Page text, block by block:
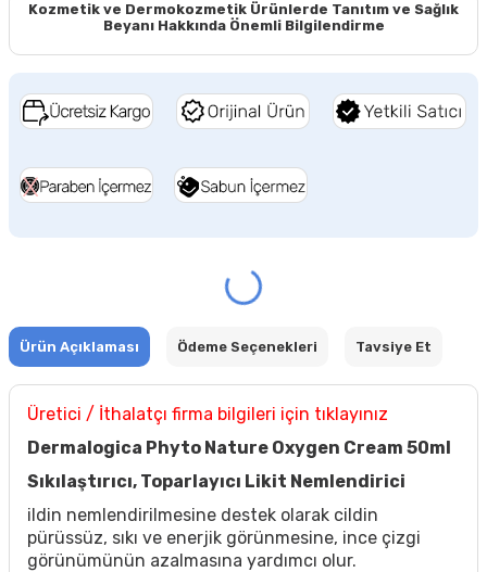
Kozmetik ve Dermokozmetik Ürünlerde Tanıtım ve Sağlık
Beyanı Hakkında Önemli Bilgilendirme
Ürün Açıklaması Ödeme Seçenekleri Tavsiye Et
Üretici / İthalatçı firma bilgileri için tıklayınız
Dermalogica Phyto Nature Oxygen Cream 50ml
Sıkılaştırıcı, Toparlayıcı Likit Nemlendirici
ildin nemlendirilmesine destek olarak cildin
pürüssüz, sıkı ve enerjik görünmesine, ince çizgi
görünümünün azalmasına yardımcı olur.